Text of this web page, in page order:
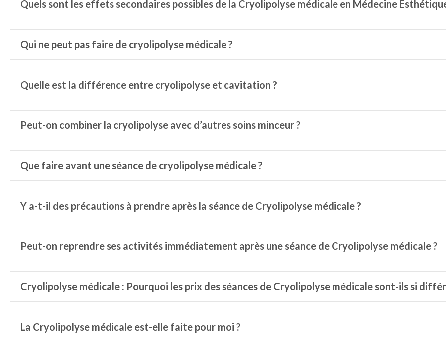
Quels sont les effets secondaires possibles de la Cryolipolyse médicale en Médecine
Qui ne peut pas faire de cryolipolyse médicale ?
Quelle est la différence entre cryolipolyse et cavitation ?
Peut-on combiner la cryolipolyse avec d’autres soins minceur ?
Que faire avant une séance de cryolipolyse médicale ?
Y a-t-il des précautions à prendre après la séance de Cryolipolyse médicale ?
Peut-on reprendre ses activités immédiatement après une séance de Cryolipolyse médicale ?
Cryolipolyse médicale : Pourquoi les prix des séances de Cryolipolyse médicale sont-ils si
La Cryolipolyse médicale est-elle faite pour moi ?